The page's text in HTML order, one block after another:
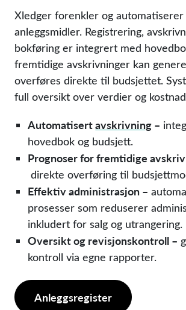
Xledger forenkler og
anleggsmidler. Registrering,
bokføring er integrert med
fremtidige avskrivninger kan
overføres direkte til budsjettet.
full oversikt over verdier og
Automatisertavskrivning –
hovedbok og budsjett.
Prognoser for fremtidige
direkte overføring til
Effektiv administrasjon –
prosesser som reduserer
inkludert for salg og utrangering.
Oversikt og revisjonskontroll –
kontroll via egne rapporter.
Anleggsregister